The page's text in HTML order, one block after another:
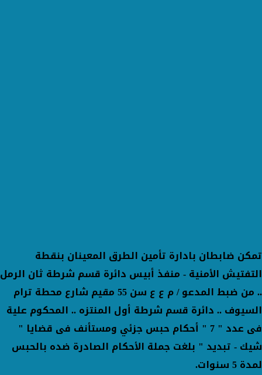
تمكن ضابطان بادارة تأمين الطرق المعينان بنقطة
التفتيش الأمنية - منفذ أبيس دائرة قسم شرطة ثان الرمل
.. من ضبط المدعو / م ع ع سن 55 مقيم شارع محطة ترام
السيوف .. دائرة قسم شرطة أول المنتزه .. المحكوم علية
فى عدد " 7 " أحكام حبس جزئي ومستأنف فى قضايا "
شيك - تبديد " بلغت جملة الأحكام الصادرة ضده بالحبس
لمدة 5 سنوات.